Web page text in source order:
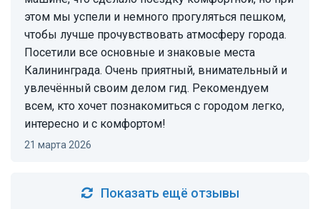
этом мы успели и немного прогуляться пешком,
чтобы лучше прочувствовать атмосферу города.
Посетили все основные и знаковые места
Калининграда. Очень приятный, внимательный и
увлечённый своим делом гид. Рекомендуем
всем, кто хочет познакомиться с городом легко,
интересно и с комфортом!
21 марта 2026
Показать ещё отзывы